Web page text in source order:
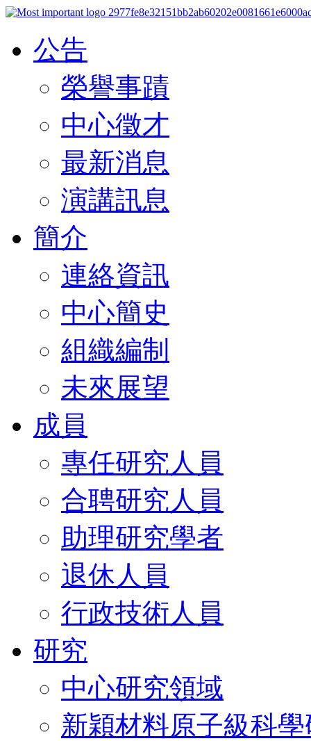
公告
榮譽事蹟
中心徵才
最新消息
演講訊息
簡介
連絡資訊
中心簡史
組織編制
未來展望
成員
專任研究人員
合聘研究人員
助理研究學者
退休人員
行政技術人員
研究
中心研究領域
新穎材料原子級科